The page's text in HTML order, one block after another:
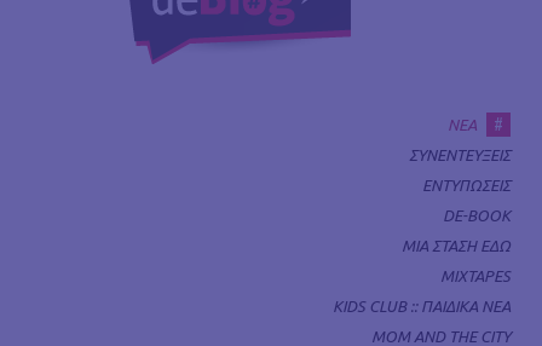
ΝΕΑ #
ΣΥΝΕΝΤΕΥΞΕΙΣ
ΕΝΤΥΠΩΣΕΙΣ
DE-BOOK
ΜΙΑ ΣΤΑΣΗ ΕΔΩ
MIXTAPES
KIDS CLUB :: ΠΑΙΔΙΚΑ ΝΕΑ
MOM AND THE CITY